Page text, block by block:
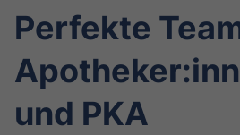
Perfekte
und PKA